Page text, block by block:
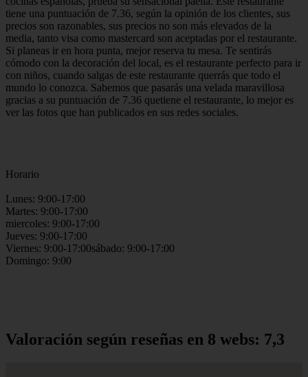
tiene una puntuación de 7.36, según la opinión de los clientes, sus
precios son razonables, sus precios no son más elevados de la
media, tanto visa como mastercard son aceptadas por el restaurante.
Si planeas ir en hora punta, mejor reserva tu mesa. Te sentirás
cómodo con la decoración del local, es el restaurante perfecto para ir
con niños, cuando salgas de este restaurante querrás que todo el
mundo lo conozca. Sabemos que pasarás una velada maravillosa
gracias a su puntuación de 7.36 quetiene el restaurante, lo mejor es
ver las fotos que han publicados en sus redes sociales.
Horario
Lunes: 9:00-17:00
Martes: 9:00-17:00
miercoles: 9:00-17:00
Jueves: 9:00-17:00
Viernes: 9:00-17:00sábado: 9:00-17:00
Domingo: 9:00
Valoración según reseñas en 8 webs: 7,3